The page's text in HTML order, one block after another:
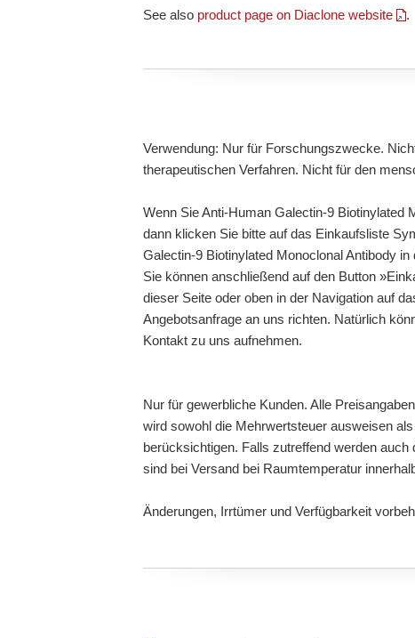
See also product page on Diaclone website .
Verwendung: Nur für Forschungszwecke.
therapeutischen Verfahren. Nicht für den
Wenn Sie Anti-Human Galectin-9 Biotinylated
dann klicken Sie bitte auf das Einkaufsliste
Galectin-9 Biotinylated Monoclonal Antibody
Sie können anschließend auf den Button
dieser Seite oder oben in der Navigation auf
Angebotsanfrage an uns richten. Natürlich
Kontakt zu uns aufnehmen.
Nur für gewerbliche Kunden. Alle
wird sowohl die Mehrwertsteuer ausweisen
berücksichtigen. Falls zutreffend werden auch
sind bei Versand bei Raumtemperatur
Änderungen, Irrtümer und Verfügbarkeit